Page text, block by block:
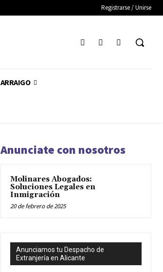
Registrarse / Unirse
ARRAIGO
Anunciate con nosotros
Molinares Abogados:
Soluciones Legales en
Inmigración
20 de febrero de 2025
Anunciamos tu Despacho de
Extranjería en Alicante